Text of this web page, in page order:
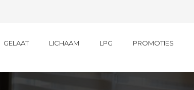
GELAAT LICHAAM LPG PROMOTIES